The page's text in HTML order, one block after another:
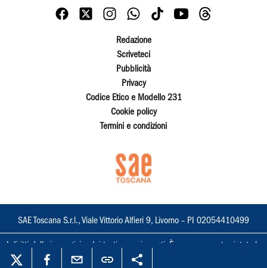
Redazione
Scriveteci
Pubblicità
Privacy
Codice Etico e Modello 231
Cookie policy
Termini e condizioni
SAE Toscana S.r.l., Viale Vittorio Alfieri 9, Livorno – PI 02054410499
I diritti delle immagini e dei testi sono riservati. È espressamente vietata la
loro riproduzione con qualsiasi mezzo e l'adattamento totale o parziale.